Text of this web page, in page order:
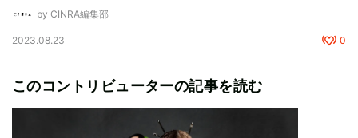
by CINRA編集部
2023.08.23 0
このコントリビューターの記事を読む